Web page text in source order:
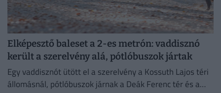
Elképesztő baleset a 2-es metrón: vaddisznó
került a szerelvény alá, pótlóbuszok jártak
Egy vaddisznót ütött el a szerelvény a Kossuth Lajos téri
állomásnál, pótlóbuszok járnak a Deák Ferenc tér és a